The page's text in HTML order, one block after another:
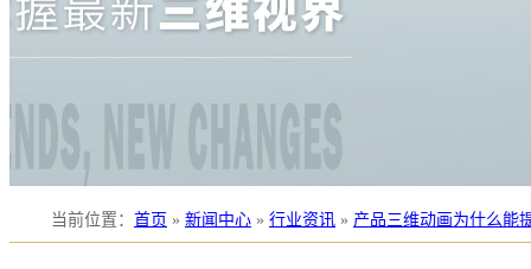
当前位置 ： 首页 » 新闻中心 » 行业资讯 » 产品三维动画为什么能